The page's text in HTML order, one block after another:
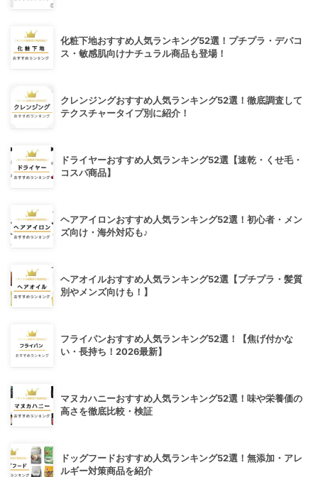
化粧下地おすすめ人気ランキング52選！プチプラ・デパコ
ス・敏感肌向けナチュラル商品も登場！
クレンジングおすすめ人気ランキング52選！徹底調査して
テクスチャータイプ別に紹介！
ドライヤーおすすめ人気ランキング52選【速乾・くせ毛・
コスパ商品】
ヘアアイロンおすすめ人気ランキング52選！初心者・メン
ズ向け・海外対応も♪
ヘアオイルおすすめ人気ランキング52選【プチプラ・髪質
別やメンズ向けも！】
フライパンおすすめ人気ランキング52選！【焦げ付かな
い・長持ち！2026最新】
マヌカハニーおすすめ人気ランキング52選！味や栄養価の
高さを徹底比較・検証
ドッグフードおすすめ人気ランキング52選！無添加・アレ
ルギー対策商品を紹介